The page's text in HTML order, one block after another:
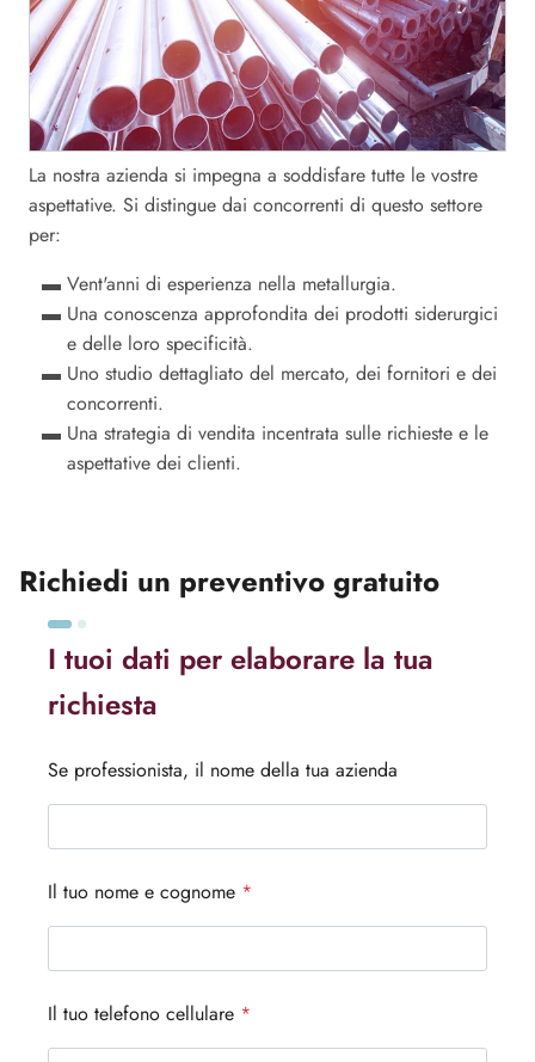
La nostra azienda si impegna a soddisfare tutte le vostre
aspettative. Si distingue dai concorrenti di questo settore
per:
Vent'anni di esperienza nella metallurgia.
Una conoscenza approfondita dei prodotti siderurgici
e delle loro specificità.
Uno studio dettagliato del mercato, dei fornitori e dei
concorrenti.
Una strategia di vendita incentrata sulle richieste e le
aspettative dei clienti.
Richiedi un preventivo gratuito
I tuoi dati per elaborare la tua
richiesta
Se professionista, il nome della tua azienda
Il tuo nome e cognome *
Il tuo telefono cellulare *